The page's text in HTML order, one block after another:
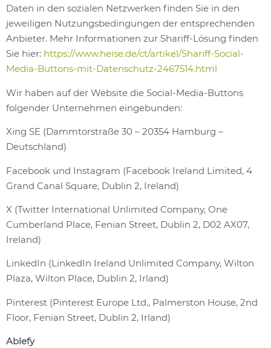
Daten in den sozialen Netzwerken finden Sie in den
jeweiligen Nutzungsbedingungen der entsprechenden
Anbieter. Mehr Informationen zur Shariff-Lösung finden
Sie hier: https://www.heise.de/ct/artikel/Shariff-Social-
Media-Buttons-mit-Datenschutz-2467514.html
Wir haben auf der Website die Social-Media-Buttons
folgender Unternehmen eingebunden:
Xing SE (Dammtorstraße 30 – 20354 Hamburg –
Deutschland)
Facebook und Instagram (Facebook Ireland Limited, 4
Grand Canal Square, Dublin 2, Ireland)
X (Twitter International Unlimited Company, One
Cumberland Place, Fenian Street, Dublin 2, D02 AX07,
Ireland)
LinkedIn (LinkedIn Ireland Unlimited Company, Wilton
Plaza, Wilton Place, Dublin 2, Irland)
Pinterest (Pinterest Europe Ltd., Palmerston House, 2nd
Floor, Fenian Street, Dublin 2, Irland)
Ablefy